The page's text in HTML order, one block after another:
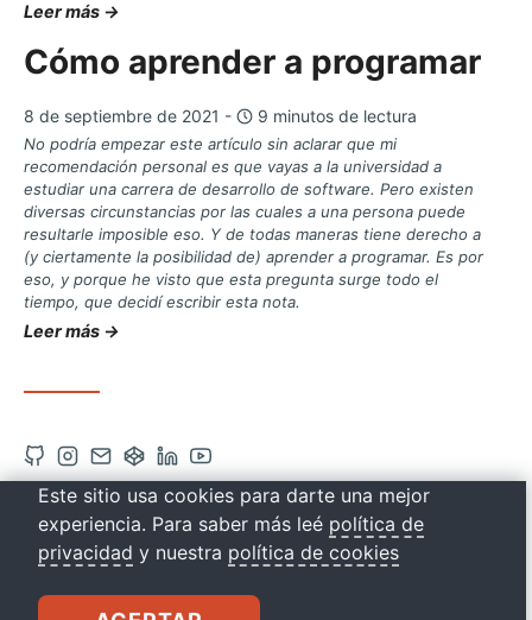
Leer más →
Cómo aprender a programar
8 de septiembre de 2021 - 9 minutos de lectura
No podría empezar este artículo sin aclarar que mi
recomendación personal es que vayas a la universidad a
estudiar una carrera de desarrollo de software. Pero existen
diversas circunstancias por las cuales a una persona puede
resultarle imposible eso. Y de todas maneras tiene derecho a
(y ciertamente la posibilidad de) aprender a programar. Es por
eso, y porque he visto que esta pregunta surge todo el
tiempo, que decidí escribir esta nota.
Leer más →
Abrir
cuenta
de
Github
Abrir
cuenta
de
Instagram
Contacto
vía
correo
Abrir
cuenta
de
Codepen
Abrir
cuenta
de
Linkedin
Abrir
cuenta
de
Youtube
EN: EDUCACIÓN
drkbugs
Este sitio usa cookies para darte una mejor
experiencia. Para saber más leé política de
privacidad y nuestra política de cookies